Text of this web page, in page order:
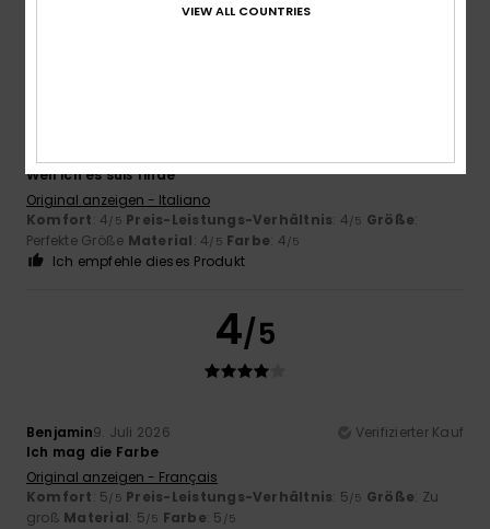
Weil ich es süß finde
Original anzeigen - Italiano
Komfort: 4/5 Preis-Leistungs-Verhältnis: 4/5 Größe:
Perfekte Größe Material: 4/5 Farbe: 4/5
Ich empfehle dieses Produkt
4/5
Benjamin9. Juli 2026
Verifizierter Kauf
Ich mag die Farbe
Original anzeigen - Français
Komfort: 5/5 Preis-Leistungs-Verhältnis: 5/5 Größe: Zu
groß Material: 5/5 Farbe: 5 /5
VIEW ALL COUNTRIES